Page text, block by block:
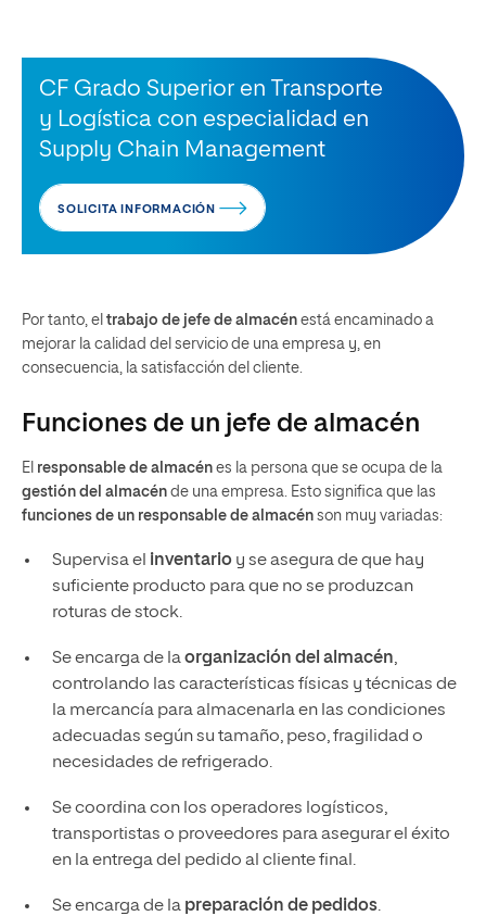
CF Grado Superior en Transporte
y Logística con especialidad en
Supply Chain Management
SOLICITA INFORMACIÓN
Por tanto, el trabajo de jefe de almacén está encaminado a
mejorar la calidad del servicio de una empresa y, en
consecuencia, la satisfacción del cliente.
Funciones de un jefe de almacén
El responsable de almacén es la persona que se ocupa de la
gestión del almacén de una empresa. Esto significa que las
funciones de un responsable de almacén son muy variadas:
Supervisa el inventario y se asegura de que hay
suficiente producto para que no se produzcan
roturas de stock.
Se encarga de laorganización del almacén,
controlando las características físicas y técnicas de
la mercancía para almacenarla en las condiciones
adecuadas según su tamaño, peso, fragilidad o
necesidades de refrigerado.
Se coordina con los operadores logísticos,
transportistas o proveedores para asegurar el éxito
en la entrega del pedido al cliente final.
Se encarga de la preparación de pedidos.